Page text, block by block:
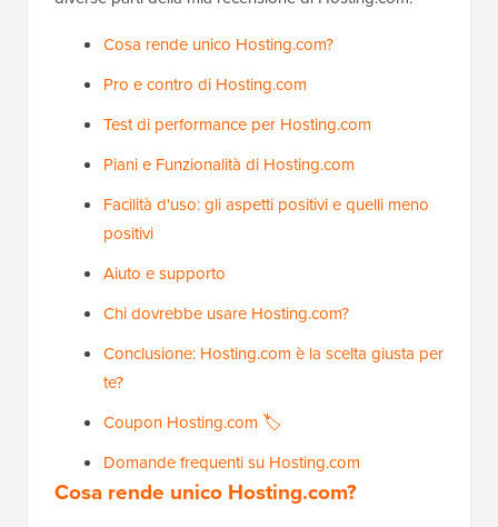
Cosa rende unico Hosting.com?
Pro e contro di Hosting.com
Test di performance per Hosting.com
Piani e Funzionalità di Hosting.com
Facilità d'uso: gli aspetti positivi e quelli meno
positivi
Aiuto e supporto
Chi dovrebbe usare Hosting.com?
Conclusione: Hosting.com è la scelta giusta per
te?
Coupon Hosting.com 🏷️
Domande frequenti su Hosting.com
Cosa rende unico Hosting.com?